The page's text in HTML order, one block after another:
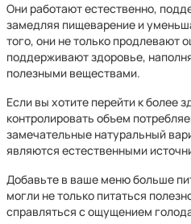
Они работают естественно,
замедляя пищеварение и
того, они не только продлевают
поддерживают здоровье,
полезными веществами.
Если вы хотите перейти к более
контролировать объем
замечательные натуральный
являются естественными
Добавьте в ваше меню больше
могли не только питаться
справляться с ощущением